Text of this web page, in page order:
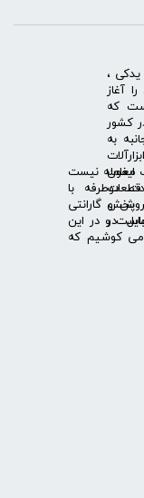
یدکی ،
آغاز
که
کشور
به
قطعات
پخش
در
معامله نیست
دوطرفه با
و گارانتی
و در این
می کوشیم که